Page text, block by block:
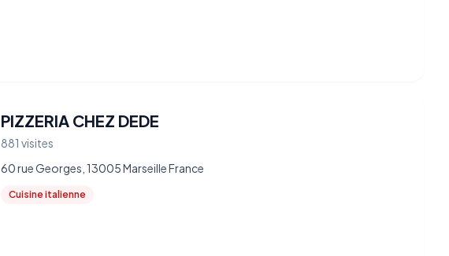
PIZZERIA CHEZ DEDE
881 visites
60 rue Georges, 13005 Marseille France
Cuisine italienne